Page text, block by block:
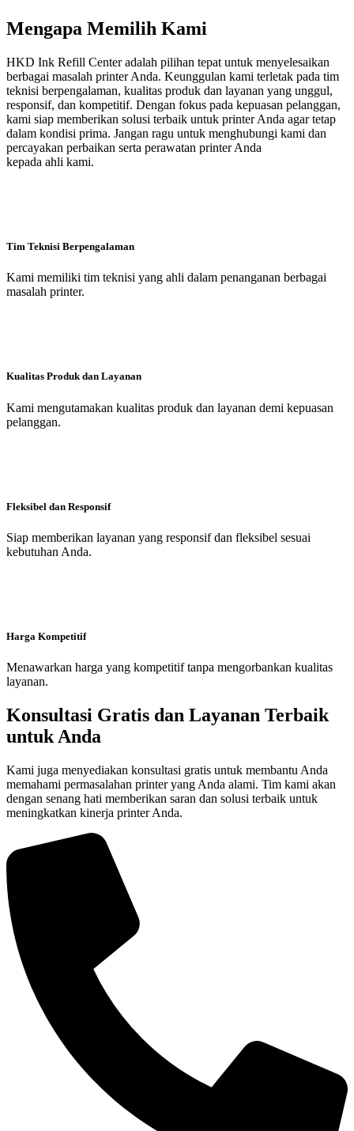
Mengapa Memilih Kami
HKD Ink Refill Center adalah pilihan tepat untuk menyelesaikan
berbagai masalah printer Anda. Keunggulan kami terletak pada tim
teknisi berpengalaman, kualitas produk dan layanan yang unggul,
responsif, dan kompetitif. Dengan fokus pada kepuasan pelanggan,
kami siap memberikan solusi terbaik untuk printer Anda agar tetap
dalam kondisi prima. Jangan ragu untuk menghubungi kami dan
percayakan perbaikan serta perawatan printer Anda
kepada ahli kami.
Tim Teknisi Berpengalaman
Kami memiliki tim teknisi yang ahli dalam penanganan berbagai
masalah printer.
Kualitas Produk dan Layanan
Kami mengutamakan kualitas produk dan layanan demi kepuasan
pelanggan.
Fleksibel dan Responsif
Siap memberikan layanan yang responsif dan fleksibel sesuai
kebutuhan Anda.
Harga Kompetitif
Menawarkan harga yang kompetitif tanpa mengorbankan kualitas
layanan.
Konsultasi Gratis dan Layanan Terbaik
untuk Anda
Kami juga menyediakan konsultasi gratis untuk membantu Anda
memahami permasalahan printer yang Anda alami. Tim kami akan
dengan senang hati memberikan saran dan solusi terbaik untuk
meningkatkan kinerja printer Anda.